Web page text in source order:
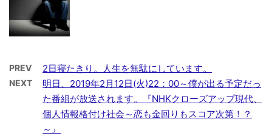
PREV 2日寝たきり。人生を無駄にしています。
NEXT
明日、2019年2月12日(火)22：00～僕が出る予定だっ
た番組が放送されます。『NHKクローズアップ現代、
個人情報格付け社会～恋も金回りもスコア次第！？
～』